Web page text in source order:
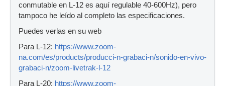
conmutable en L-12 es aquí regulable 40-600Hz), pero
tampoco he leído al completo las especificaciones.
Puedes verlas en su web
Para L-12: https://www.zoom-
na.com/es/products/producci-n-grabaci-n/sonido-en-vivo-
grabaci-n/zoom-livetrak-l-12
Para L-20: https://www.zoom-